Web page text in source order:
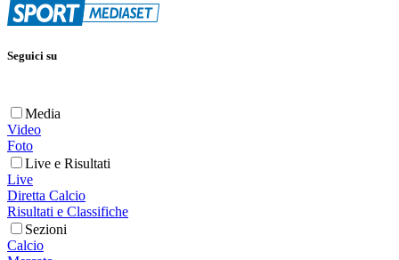
Seguici su
Media
Video
Foto
Live e Risultati
Live
Diretta Calcio
Risultati e Classifiche
Sezioni
Calcio